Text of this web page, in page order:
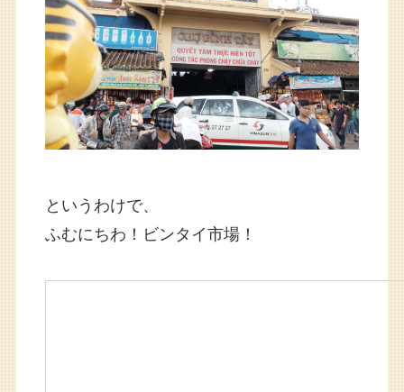
というわけで、
ふむにちわ！ビンタイ市場！